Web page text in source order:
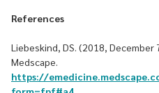
References
Liebeskind, DS. (2018, December
Medscape.
https://